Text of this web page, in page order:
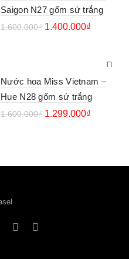
Saigon N27 gốm sứ trắng
1.600.000₫ 1.400.000₫
Nước hoa Miss Vietnam –
Hue N28 gốm sứ trắng
1.600.000₫ 1.299.000₫